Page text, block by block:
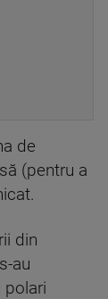
de
(pentru a
din
au
polari